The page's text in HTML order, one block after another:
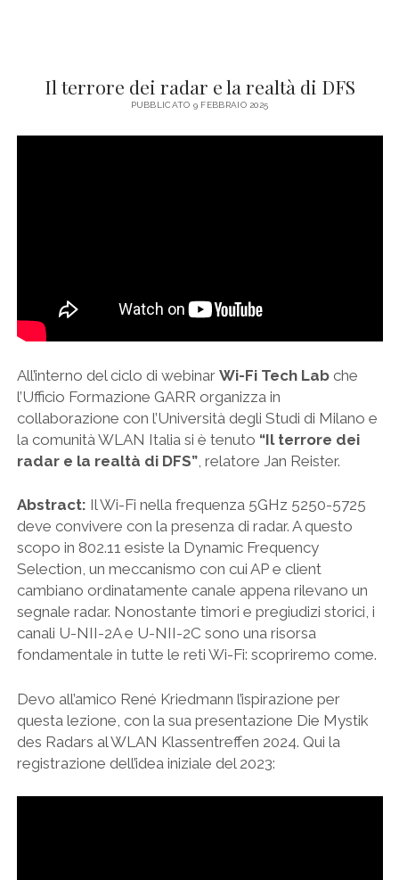
Il terrore dei radar e la realtà di DFS
PUBBLICATO 9 FEBBRAIO 2025
All’interno del ciclo di webinar Wi-Fi Tech Labche
l’Ufficio Formazione GARR organizza in
collaborazione con l’Università degli Studi di Milano e
la comunità WLAN Italia si è tenuto “Il terrore dei
radar e la realtà di DFS”, relatore Jan Reister.
Abstract: Il Wi-Fi nella frequenza 5GHz 5250-5725
deve convivere con la presenza di radar. A questo
scopo in 802.11 esiste la Dynamic Frequency
Selection, un meccanismo con cui AP e client
cambiano ordinatamente canale appena rilevano un
segnale radar. Nonostante timori e pregiudizi storici, i
canali U-NII-2A e U-NII-2C sono una risorsa
fondamentale in tutte le reti Wi-Fi: scopriremo come.
Devo all’amico René Kriedmann l’ispirazione per
questa lezione, con la sua presentazione Die Mystik
des Radars al WLAN Klassentreffen 2024. Qui la
registrazione dell’idea iniziale del 2023: